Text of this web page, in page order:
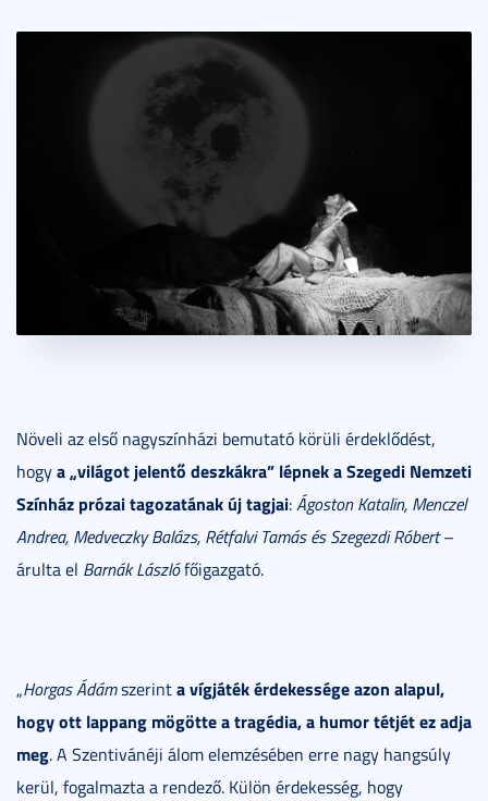
Növeli az első nagyszínházi bemutató körüli érdeklődést,
hogya „világot jelentő deszkákra” lépnek a Szegedi Nemzeti
Színház prózai tagozatának új tagjai:Ágoston Katalin, Menczel
Andrea, Medveczky Balázs, Rétfalvi Tamás és Szegezdi Róbert–
árulta el Barnák Lászlófőigazgató.
„Horgas Ádámszerinta vígjáték érdekessége azon alapul,
hogy ott lappang mögötte a tragédia, a humor tétjét ez adja
meg. A Szentivánéji álom elemzésében erre nagy hangsúly
kerül, fogalmazta a rendező. Külön érdekesség, hogy